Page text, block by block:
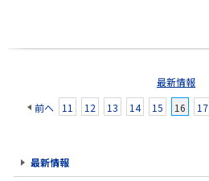
最新情報
前へ
11 12 13 14 15 16 17
最新情報